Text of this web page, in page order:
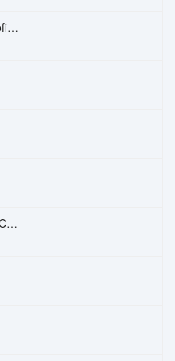
Le-Professionnel (Der Profi) – Chi Mai
Mindenki Táncol – Majka Curtis, Péter Majoros